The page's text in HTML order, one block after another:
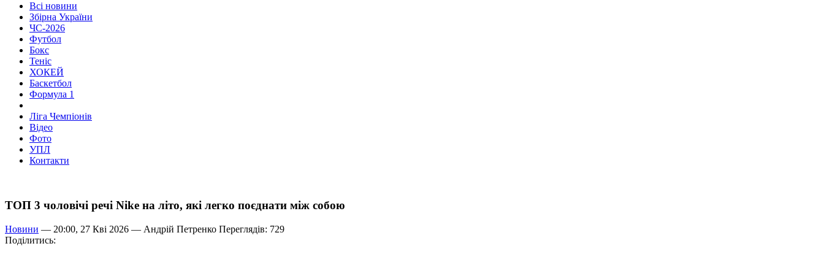
Всі новини
Збірна України
ЧС-2026
Футбол
Бокс
Теніс
ХОКЕЙ
Баскетбол
Формула 1
Ліга Чемпіонів
Відео
Фото
УПЛ
Контакти
ТОП 3 чоловічі речі Nike на літо, які легко поєднати між собою
Новини — 20:00, 27 Кві 2026 — Андрій Петренко Переглядів: 729
Поділитись: